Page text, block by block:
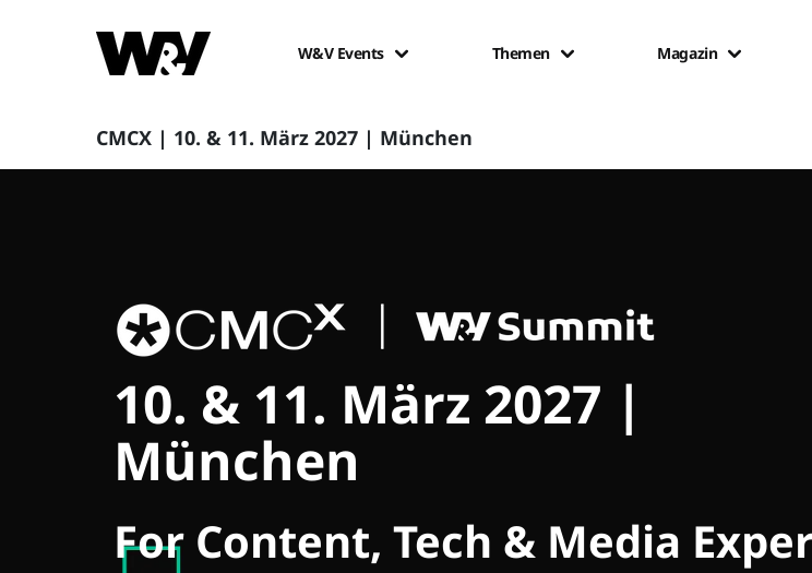
W&V Events Themen Magazin
CMCX | 10. & 11. März 2027 | München
CMCX
10. & 11. März 2027 |
München
For Content, Tech & Media